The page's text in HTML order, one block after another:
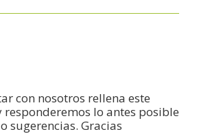
con nosotros rellena este
lo antes posible
sugerencias. Gracias